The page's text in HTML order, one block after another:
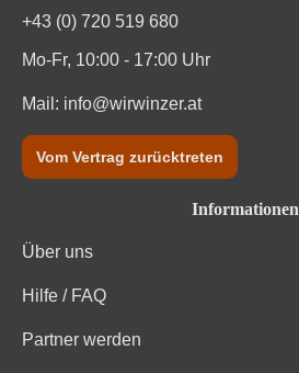
+43 (0) 720 519 680
Mo-Fr, 10:00 - 17:00 Uhr
Mail: info@wirwinzer.at
Vom Vertrag zurücktreten
Informationen
Über uns
Hilfe / FAQ
Partner werden